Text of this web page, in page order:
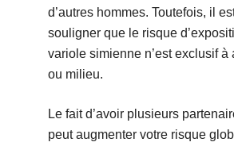
d’autres hommes. Toutefois, il
souligner que le risque
variole simienne n’est exclusif à
ou milieu.
Le fait d’avoir plusieurs
peut augmenter votre risque